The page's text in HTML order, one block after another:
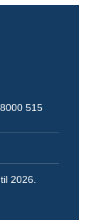
515
2026.